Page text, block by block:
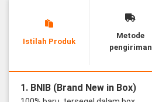
Istilah Produk
Metode
pengiriman
1. BNIB (Brand New in Box)